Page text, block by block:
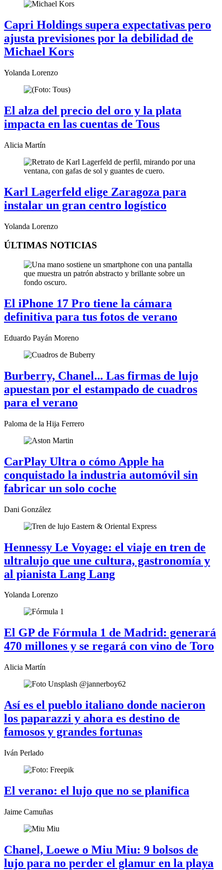
Capri Holdings supera expectativas pero
ajusta previsiones por la debilidad de
Michael Kors
Yolanda Lorenzo
El alza del precio del oro y la plata
impacta en las cuentas de Tous
Alicia Martín
Karl Lagerfeld elige Zaragoza para
instalar un gran centro logístico
Yolanda Lorenzo
ÚLTIMAS NOTICIAS
El iPhone 17 Pro tiene la cámara
definitiva para tus fotos de verano
Eduardo Payán Moreno
Burberry, Chanel... Las firmas de lujo
apuestan por el estampado de cuadros
para el verano
Paloma de la Hija Ferrero
CarPlay Ultra o cómo Apple ha
conquistado la industria automóvil sin
fabricar un solo coche
Dani González
Hennessy Le Voyage: el viaje en tren de
ultralujo que une cultura, gastronomía y
al pianista Lang Lang
Yolanda Lorenzo
El GP de Fórmula 1 de Madrid: generará
470 millones y se regará con vino de Toro
Alicia Martín
Así es el pueblo italiano donde nacieron
los paparazzi y ahora es destino de
famosos y grandes fortunas
Iván Perlado
El verano: el lujo que no se planifica
Jaime Camuñas
Chanel, Loewe o Miu Miu: 9 bolsos de
lujo para no perder el glamur en la playa